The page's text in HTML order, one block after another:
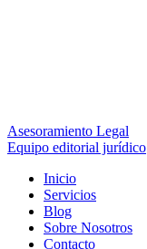
Asesoramiento Legal
Equipo editorial jurídico
Inicio
Servicios
Blog
Sobre Nosotros
Contacto